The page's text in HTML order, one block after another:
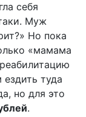
себя
Муж
Но пока
«мамама
туда
но для это
.